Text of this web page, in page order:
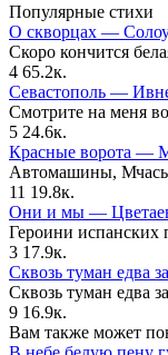
Популярные стихи
О скворцах —
Скоро кончится
4 65.2к.
Севастополь —
Смотрите на меня
5 24.6к.
Красные ворота —
Автомашины, Мчась
11 19.8к.
Они и мы —
Героини испанских
3 17.9к.
Сквозь туман едва
Сквозь туман едва
9 16.9к.
Вам также может